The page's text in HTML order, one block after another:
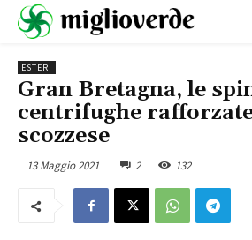
ESTERI
Gran Bretagna, le
centrifughe
scozzese
13 Maggio 2021 2 132